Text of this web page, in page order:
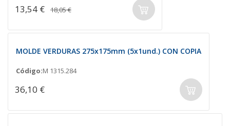
13,54 € 18,05 €
MOLDE VERDURAS 275x175mm (5x1und.) CON COPIA
Código:M 1315.284
36,10 €